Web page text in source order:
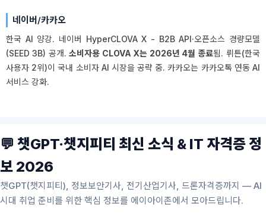
네이버/카카오
한국 AI 양강. 네이버 HyperCLOVA X - B2B API·오픈소스 경량모델
(SEED 3B) 공개. 소비자용 CLOVA X는 2026년 4월 종료됨. 뤼튼(한국
사용자 2위)이 국내 소비자 AI 시장을 공략 중. 카카오는 카카오톡 연동 AI
서비스 강화.
💬 챗GPT·챗지피티 최신 소식 & IT 자격증 정
보 2026
챗GPT(챗지피티), 정보보안기사, 전기산업기사, 드론자격증까지 — AI
시대 취업 준비를 위한 핵심 정보를 에이아이존에서 모아드립니다.